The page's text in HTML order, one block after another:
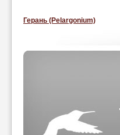
Герань (Pelargonium)